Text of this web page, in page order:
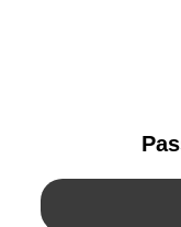
YouTube